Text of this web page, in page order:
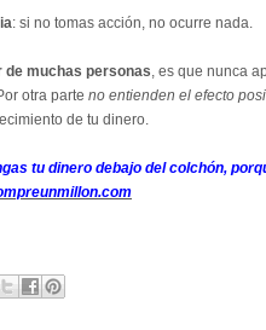
: si no tomas acción, no ocurre nada.
de muchas personas, es que nunca
otra parte no entienden el efecto
de tu dinero.
tu dinero debajo del colchón,